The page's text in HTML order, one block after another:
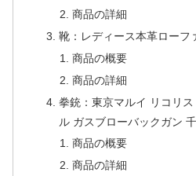
商品の詳細
靴：レディース本革ローフ
商品の概要
商品の詳細
拳銃：東京マルイ リコリ
ル ガスブローバックガン
商品の概要
商品の詳細